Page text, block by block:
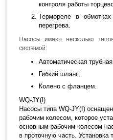
контроля работы
Термореле в
перегрева.
Насосы имеют несколько
системой:
Автоматическая
Гибкий шланг;
Колено с фланцем.
WQ-JY(I)
Насосы типа WQ-JY(I)
рабочим колесом, которое
основным рабочим колесом
в проточную часть. Установка